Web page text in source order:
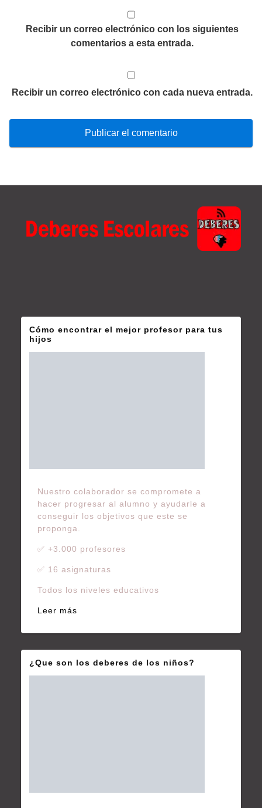
Recibir un correo electrónico con los siguientes
comentarios a esta entrada.
Recibir un correo electrónico con cada nueva entrada.
Cómo encontrar el mejor profesor para tus
hijos
Nuestro colaborador se compromete a
hacer progresar al alumno y ayudarle a
conseguir los objetivos que este se
proponga.
✅ +3.000 profesores
✅ 16 asignaturas
Todos los niveles educativos
Leer más
¿Que son los deberes de los niños?